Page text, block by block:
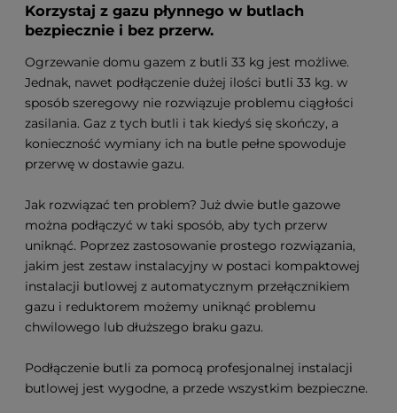
Korzystaj z gazu płynnego w butlach
bezpiecznie i bez przerw.
Ogrzewanie domu gazem z butli 33 kg jest możliwe.
Jednak, nawet podłączenie dużej ilości butli 33 kg. w
sposób szeregowy nie rozwiązuje problemu ciągłości
zasilania. Gaz z tych butli i tak kiedyś się skończy, a
konieczność wymiany ich na butle pełne spowoduje
przerwę w dostawie gazu.
Jak rozwiązać ten problem? Już dwie butle gazowe
można podłączyć w taki sposób, aby tych przerw
uniknąć. Poprzez zastosowanie prostego rozwiązania,
jakim jest zestaw instalacyjny w postaci kompaktowej
instalacji butlowej z automatycznym przełącznikiem
gazu i reduktorem możemy uniknąć problemu
chwilowego lub dłuższego braku gazu.
Podłączenie butli za pomocą profesjonalnej instalacji
butlowej jest wygodne, a przede wszystkim bezpieczne.